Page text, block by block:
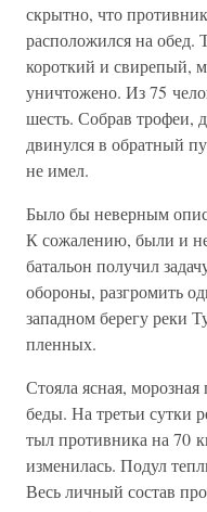
скрытно, что
расположился на обед.
короткий и свирепый,
уничтожено. Из 75
шесть. Собрав трофеи,
двинулся в обратный
не имел.
Было бы неверным
К сожалению, были и
батальон получил
обороны, разгромить
западном берегу реки
пленных.
Стояла ясная,
беды. На третьи сутки
тыл противника на 70
изменилась. Подул
Весь личный состав